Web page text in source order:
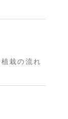
栽の流れ